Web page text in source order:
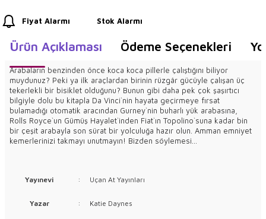
Fiyat Alarmı Stok Alarmı
Ürün Açıklaması Ödeme Seçenekleri
Arabaların benzinden önce koca koca pillerle çalıştığını biliyor
muydunuz? Peki ya ilk araçlardan birinin rüzgâr gücüyle çalışan üç
tekerlekli bir bisiklet olduğunu? Bunun gibi daha pek çok şaşırtıcı
bilgiyle dolu bu kitapla Da Vinci`nin hayata geçirmeye fırsat
bulamadığı otomatik aracından Gurney`nin buharlı yük arabasına,
Rolls Royce`un Gümüş Hayalet`inden Fiat`ın Topolino`suna kadar bin
bir çeşit arabayla son sürat bir yolculuğa hazır olun. Amman emniyet
kemerlerinizi takmayı unutmayın! Bizden söylemesi...
Yayınevi : Uçan At Yayınları
Yazar : Katie Daynes